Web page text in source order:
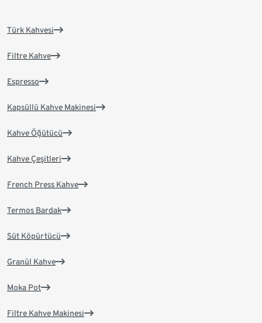
Türk Kahvesi
Filtre Kahve
Espresso
Kapsüllü Kahve Makinesi
Kahve Öğütücü
Kahve Çeşitleri
French Press Kahve
Termos Bardak
Süt Köpürtücü
Granül Kahve
Moka Pot
Filtre Kahve Makinesi